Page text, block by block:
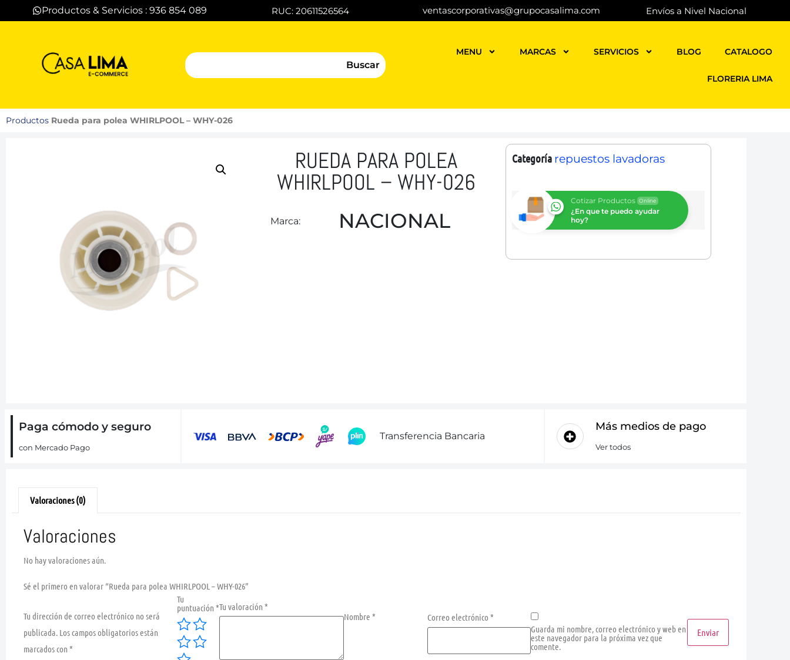
Productos & Servicios : 936 854 089 RUC: 20611526564 ventascorporativas@grupocasalima.com Envíos a Nivel Nacional
Buscar
MENU MARCAS SERVICIOS BLOG CATALOGO
FLORERIA LIMA
Productos Rueda para polea WHIRLPOOL – WHY-026
RUEDA PARA POLEA
WHIRLPOOL – WHY-026
Marca: NACIONAL
Categoría repuestos lavadoras
Cotizar Productos Online
¿En que te puedo ayudar
hoy?
Paga cómodo y seguro
con Mercado Pago
Transferencia Bancaria
Más medios de pago
Ver todos
Valoraciones (0)
Valoraciones
No hay valoraciones aún.
Sé el primero en valorar “Rueda para polea WHIRLPOOL – WHY-026”
Tu dirección de correo electrónico no será
publicada. Los campos obligatorios están
marcados con *
Tu
puntuación*Tu valoración*
Nombre* Correo electrónico *
Guarda mi nombre, correo electrónico y web en
este navegador para la próxima vez que
comente.